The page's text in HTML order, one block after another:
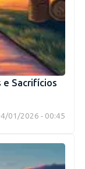
e Sacrifícios
01/2026 - 00:45